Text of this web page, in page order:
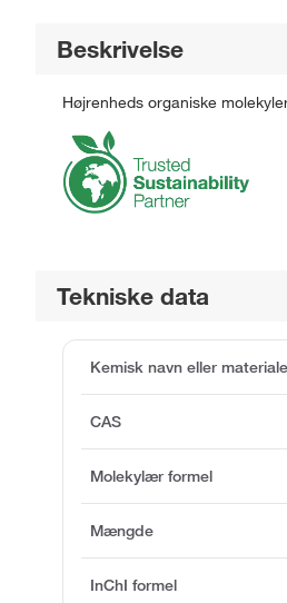
Beskrivelse
Højrenheds organiske
Tekniske data
Kemisk navn eller materiale
CAS
Molekylær formel
Mængde
InChI formel